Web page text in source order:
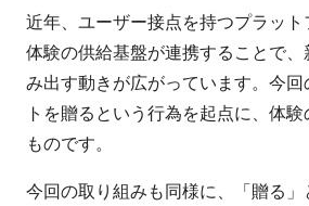
近年、ユーザー接点を持つプラット
体験の供給基盤が連携することで
み出す動きが広がっています。今
トを贈るという行為を起点に、体
ものです。
今回の取り組みも同様に、「贈る